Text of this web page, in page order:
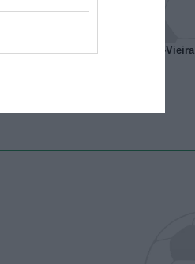
A gennaio ipotesi scambio Davids-Vieira